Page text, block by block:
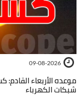
09-08-2026
موعده الأربعاء
شبكات الكهرباء